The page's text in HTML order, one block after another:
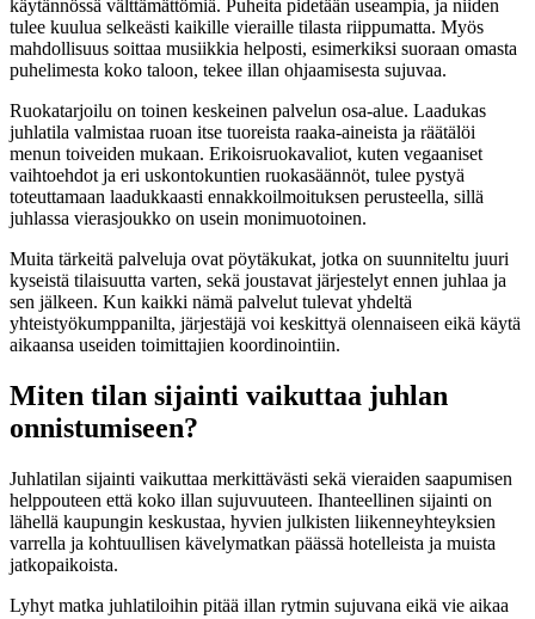
käytännössä välttämättömiä. Puheita pidetään useampia, ja niiden
tulee kuulua selkeästi kaikille vieraille tilasta riippumatta. Myös
mahdollisuus soittaa musiikkia helposti, esimerkiksi suoraan omasta
puhelimesta koko taloon, tekee illan ohjaamisesta sujuvaa.
Ruokatarjoilu on toinen keskeinen palvelun osa-alue. Laadukas
juhlatila valmistaa ruoan itse tuoreista raaka-aineista ja räätälöi
menun toiveiden mukaan. Erikoisruokavaliot, kuten vegaaniset
vaihtoehdot ja eri uskontokuntien ruokasäännöt, tulee pystyä
toteuttamaan laadukkaasti ennakkoilmoituksen perusteella, sillä
juhlassa vierasjoukko on usein monimuotoinen.
Muita tärkeitä palveluja ovat pöytäkukat, jotka on suunniteltu juuri
kyseistä tilaisuutta varten, sekä joustavat järjestelyt ennen juhlaa ja
sen jälkeen. Kun kaikki nämä palvelut tulevat yhdeltä
yhteistyökumppanilta, järjestäjä voi keskittyä olennaiseen eikä käytä
aikaansa useiden toimittajien koordinointiin.
Miten tilan sijainti vaikuttaa juhlan
onnistumiseen?
Juhlatilan sijainti vaikuttaa merkittävästi sekä vieraiden saapumisen
helppouteen että koko illan sujuvuuteen. Ihanteellinen sijainti on
lähellä kaupungin keskustaa, hyvien julkisten liikenneyhteyksien
varrella ja kohtuullisen kävelymatkan päässä hotelleista ja muista
jatkopaikoista.
Lyhyt matka juhlatiloihin pitää illan rytmin sujuvana eikä vie aikaa